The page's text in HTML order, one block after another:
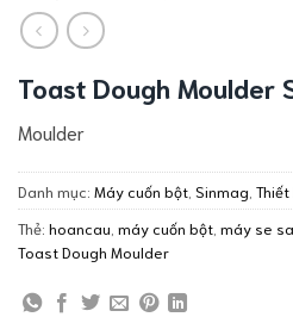
Toast Dough Moulder
Moulder
Danh mục: Máy cuốn bột Sinmag
Thẻ: hoancau máy cuốn bột máy se
Toast Dough Moulder